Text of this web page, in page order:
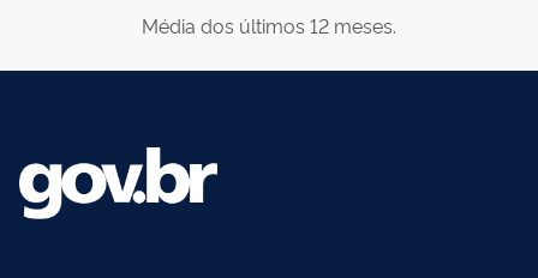
Média dos últimos 12 meses.